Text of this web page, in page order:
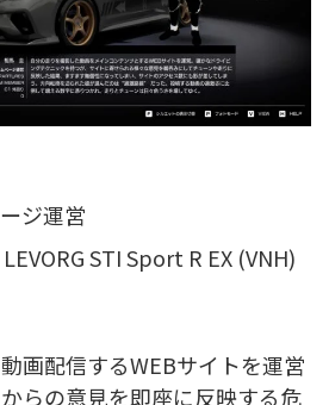
ジ運営
LEVORG STI Sport R EX (VNH)
画配信するWEBサイトを運営
らの意見を即座に反映する危